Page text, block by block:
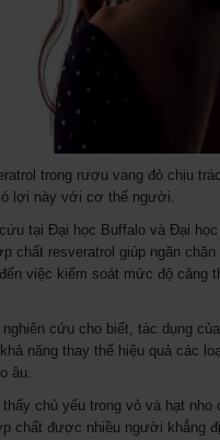
trong rượu vang đỏ chịu
lợi này với cơ thể người.
tại Đại học Buffalo và Đại
chất resveratrol giúp ngăn chặn
việc kiểm soát mức độ căng
cứu cho biết, tác dụng
năng thay thế hiệu quả các
âu.
chủ yếu trong vỏ và hạt nho
chất được nhiều người khẳng